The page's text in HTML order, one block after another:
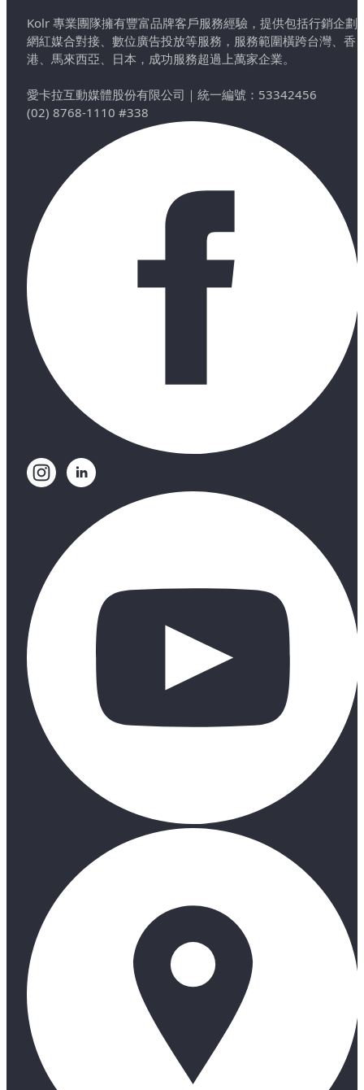
Kolr 專業團隊擁有豐富品牌客戶服務經驗，提供包括行銷企劃
網紅媒合對接、數位廣告投放等服務，服務範圍橫跨台灣、香
港、馬來西亞、日本，成功服務超過上萬家企業。
愛卡拉互動媒體股份有限公司 ｜ 統一編號：53342456
(02) 8768-1110 #338